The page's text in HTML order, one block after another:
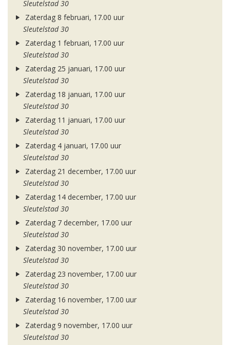
Sleutelstad 30
Zaterdag 8 februari, 17.00 uur
Sleutelstad 30
Zaterdag 1 februari, 17.00 uur
Sleutelstad 30
Zaterdag 25 januari, 17.00 uur
Sleutelstad 30
Zaterdag 18 januari, 17.00 uur
Sleutelstad 30
Zaterdag 11 januari, 17.00 uur
Sleutelstad 30
Zaterdag 4 januari, 17.00 uur
Sleutelstad 30
Zaterdag 21 december, 17.00 uur
Sleutelstad 30
Zaterdag 14 december, 17.00 uur
Sleutelstad 30
Zaterdag 7 december, 17.00 uur
Sleutelstad 30
Zaterdag 30 november, 17.00 uur
Sleutelstad 30
Zaterdag 23 november, 17.00 uur
Sleutelstad 30
Zaterdag 16 november, 17.00 uur
Sleutelstad 30
Zaterdag 9 november, 17.00 uur
Sleutelstad 30